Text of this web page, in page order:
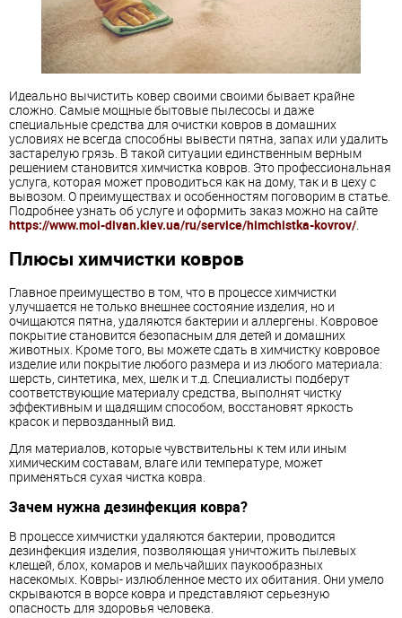
Идеально вычистить ковер своими своими бывает крайне
сложно. Самые мощные бытовые пылесосы и даже
специальные средства для очистки ковров в домашних
условиях не всегда способны вывести пятна, запах или удалить
застарелую грязь. В такой ситуации единственным верным
решением становится химчистка ковров. Это профессиональная
услуга, которая может проводиться как на дому, так и в цеху с
вывозом. О преимуществах и особенностям поговорим в статье.
Подробнее узнать об услуге и оформить заказ можно на сайте
https://www.moi-divan.kiev.ua/ru/service/himchistka-kovrov/.
Плюсы химчистки ковров
Главное преимущество в том, что в процессе химчистки
улучшается не только внешнее состояние изделия, но и
очищаются пятна, удаляются бактерии и аллергены. Ковровое
покрытие становится безопасным для детей и домашних
животных. Кроме того, вы можете сдать в химчистку ковровое
изделие или покрытие любого размера и из любого материала:
шерсть, синтетика, мех, шелк и т.д. Специалисты подберут
соответствующие материалу средства, выполнят чистку
эффективным и щадящим способом, восстановят яркость
красок и первозданный вид.
Для материалов, которые чувствительны к тем или иным
химическим составам, влаге или температуре, может
применяться сухая чистка ковра.
Зачем нужна дезинфекция ковра?
В процессе химчистки удаляются бактерии, проводится
дезинфекция изделия, позволяющая уничтожить пылевых
клещей, блох, комаров и мельчайших паукообразных
насекомых. Ковры- излюбленное место их обитания. Они умело
скрываются в ворсе ковра и представляют серьезную
опасность для здоровья человека.